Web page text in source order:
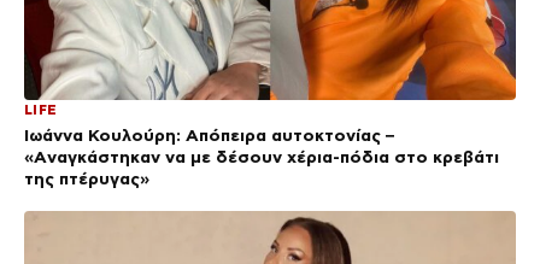
LIFE
Ιωάννα Κουλούρη: Απόπειρα αυτοκτονίας –
«Aναγκάστηκαν να με δέσουν χέρια-πόδια στο κρεβάτι
της πτέρυγας»